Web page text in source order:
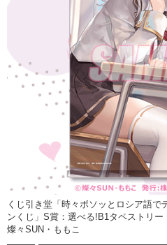
くじ引き堂「時々ボソッとロシア語で
ンくじ」S賞：選べる!B1タペストリー
燦々SUN・ももこ